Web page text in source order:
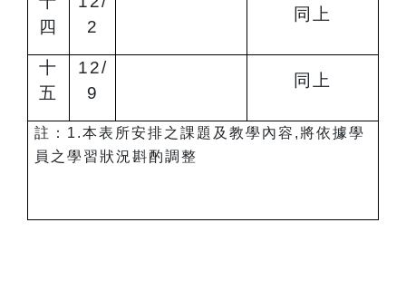
四
2
同上
十
五
12/
9
同上
註：1.本表所安排之課題及教學內容,將依據學
員之學習狀況斟酌調整